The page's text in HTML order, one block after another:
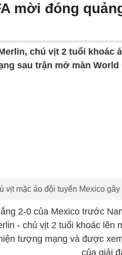
mời đóng
chú vịt 2 tuổi khoác
sau trận mở màn World
vịt mặc áo đội tuyển Mexico